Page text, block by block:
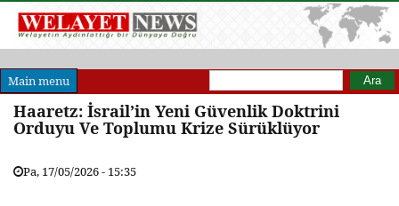
Main menu Arama formu
Ara
Haaretz: İsrail’in Yeni Güvenlik Doktrini
Orduyu Ve Toplumu Krize Sürüklüyor
Pa, 17/05/2026 - 15:35